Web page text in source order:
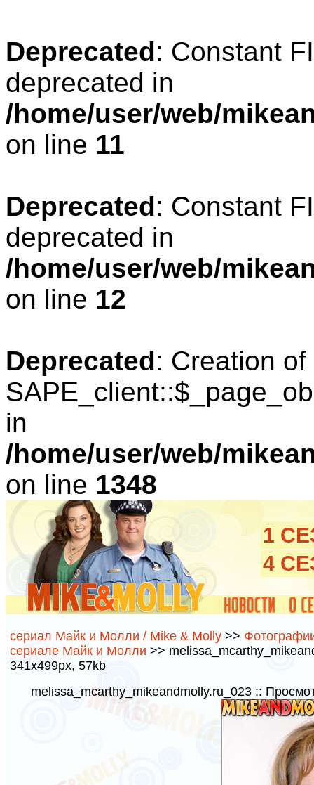
Deprecated: Constant
deprecated in
/home/user/web/
on line 11
Deprecated: Constant
deprecated in
/home/user/web/
on line 12
Deprecated: Creation
in
/home/user/web/
on line 1348
1
4
сериал Майк и Молли / Mike & Molly >>
сериале Майк и Молли >>
341x499px, 57kb
melissa_mcarthy_mikeandmolly.ru_023 ::